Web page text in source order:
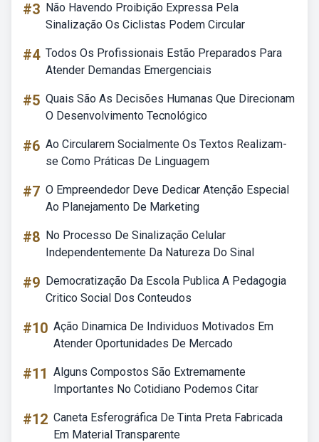
#3 Não Havendo Proibição Expressa Pela
Sinalização Os Ciclistas Podem Circular
#4 Todos Os Profissionais Estão Preparados Para
Atender Demandas Emergenciais
#5 Quais São As Decisões Humanas Que Direcionam
O Desenvolvimento Tecnológico
#6 Ao Circularem Socialmente Os Textos Realizam-
se Como Práticas De Linguagem
#7 O Empreendedor Deve Dedicar Atenção Especial
Ao Planejamento De Marketing
#8 No Processo De Sinalização Celular
Independentemente Da Natureza Do Sinal
#9 Democratização Da Escola Publica A Pedagogia
Critico Social Dos Conteudos
#10 Ação Dinamica De Individuos Motivados Em
Atender Oportunidades De Mercado
#11 Alguns Compostos São Extremamente
Importantes No Cotidiano Podemos Citar
#12 Caneta Esferográfica De Tinta Preta Fabricada
Em Material Transparente